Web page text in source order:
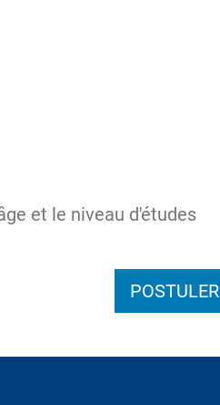
et le niveau d'études
POSTULER